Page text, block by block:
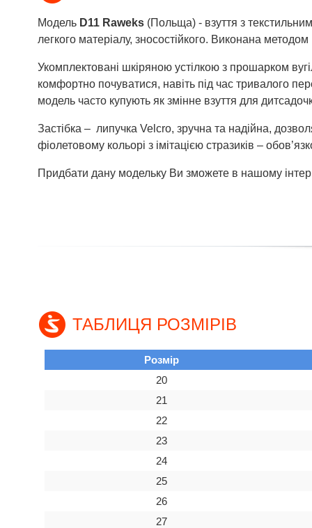
Модель D11 Raweks (Польща) - взуття з
легкого матеріалу, зносостійкого. Виконана
Укомплектовані шкіряною устілкою з прошарком
комфортно почуватися, навіть під час тривалого
модель часто купують як змінне взуття для
Застібка – липучка Velcro, зручна та надійна,
фіолетовому кольорі з імітацією стразиків –
Придбати дану модельку Ви зможете в нашому
ТАБЛИЦЯ РОЗМІРІВ
Розмір
20
21
22
23
24
25
26
27